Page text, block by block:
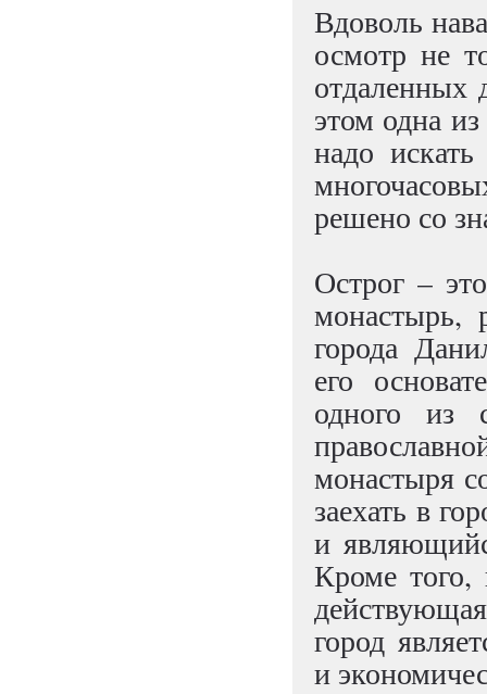
Вдоволь
осмотр не
отдаленных
этом одна
надо
решено со
Острог –
монастырь,
города
его
одного из
монастыря
заехать в
и
Кроме того,
город
и